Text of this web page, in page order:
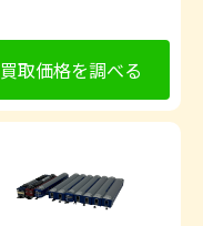
買取価格を調べる